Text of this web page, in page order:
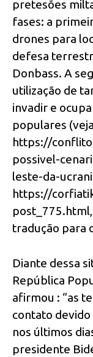
pretesões
fases: a
drones para
defesa
Donbass. A
utilização de
invadir e
populares
https://
possivel-
leste-da-
https://
tradução para
Diante dessa
República
afirmou : “as
contato
nos últimos
presidente